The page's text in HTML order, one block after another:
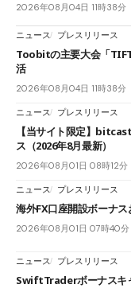
2026年08月04日 11時38分
ニュース プレスリリース
Toobitの主要大会「TIFT
活
2026年08月04日 11時38分
ニュース プレスリリース
【当サイト限定】
ス（2026年8月最新）
2026年08月01日 08時12分
ニュース プレスリリース
海外FX口座開設ボーナ
2026年08月01日 07時40分
ニュース プレスリリース
SwiftTraderボーナスキ